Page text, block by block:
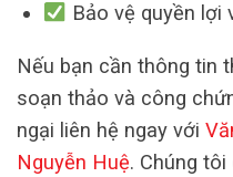
Bảo vệ quyền lợi
Nếu bạn cần thông tin
soạn thảo và công
ngại liên hệ ngay với
Nguyễn Huệ. Chúng